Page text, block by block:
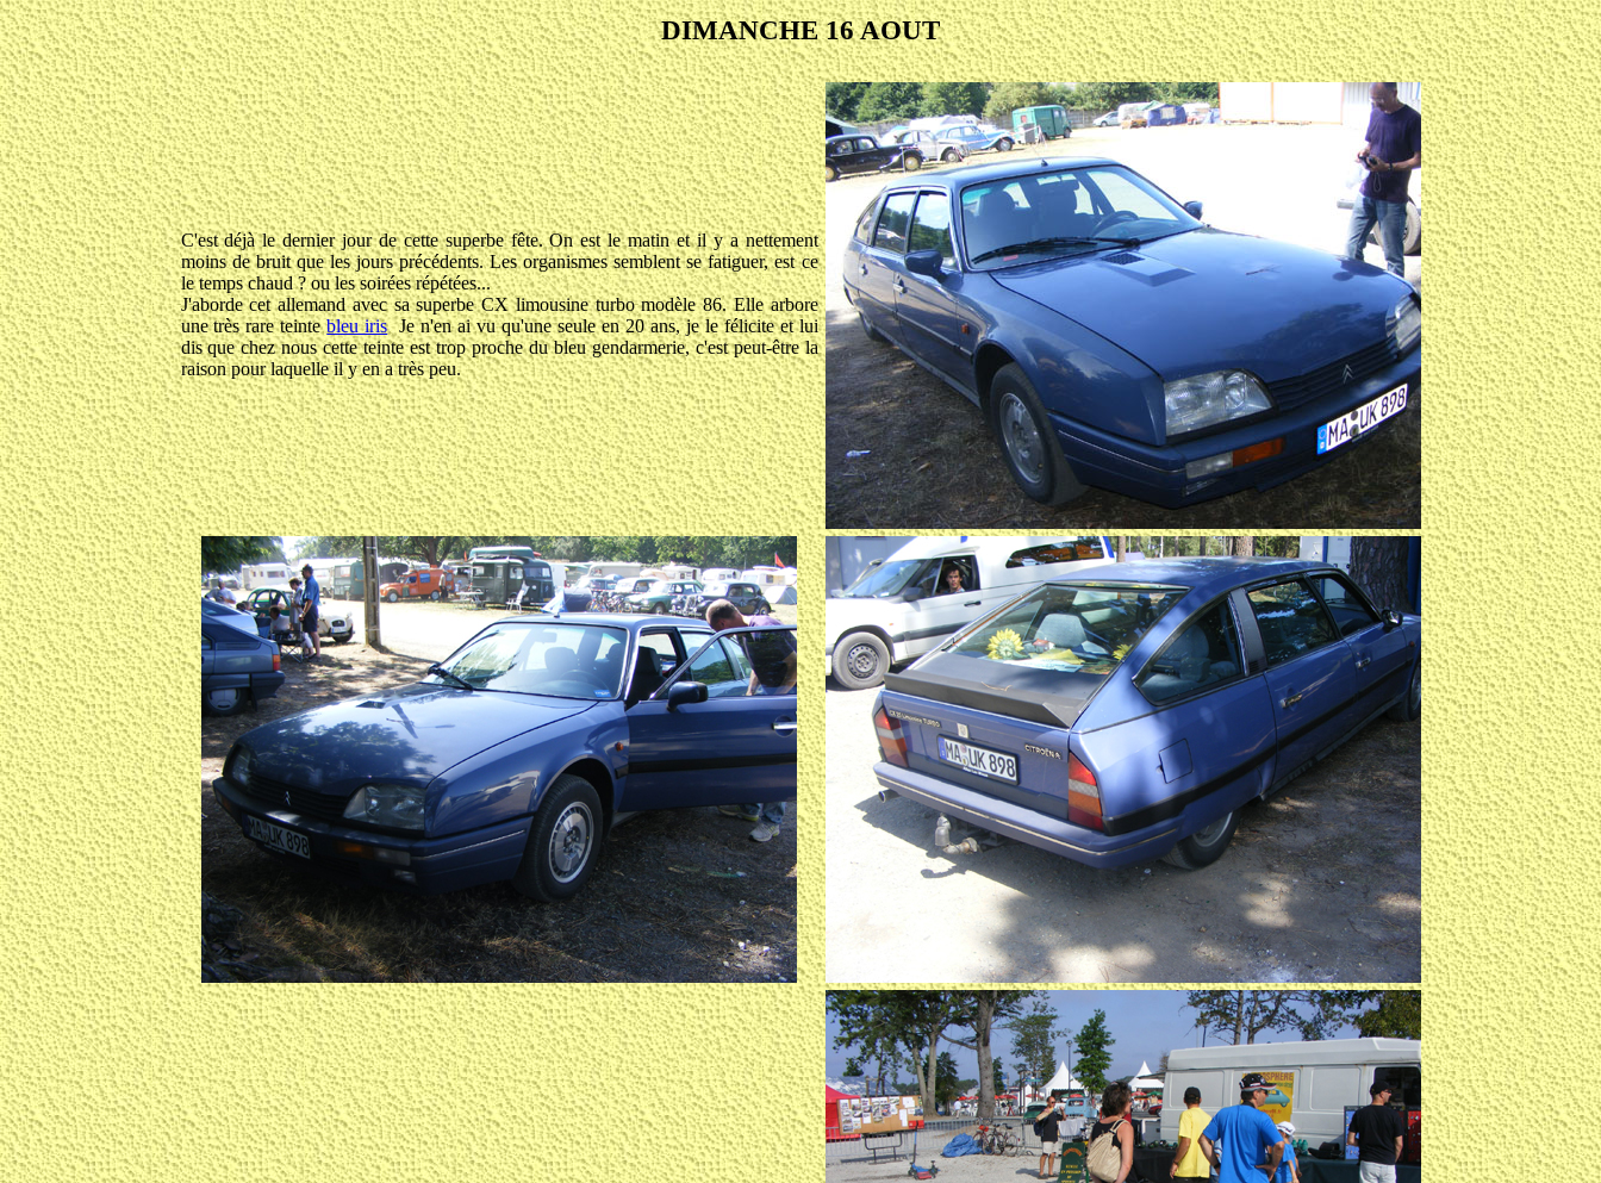
DIMANCHE 16 AOUT
.
C'est déjà le dernier jour de cette superbe fête. On est le matin et il y a nettement
moins de bruit que les jours précédents. Les organismes semblent se fatiguer, est ce
le temps chaud ? ou les soirées répétées...
J'aborde cet allemand avec sa superbe CX limousine turbo modèle 86. Elle arbore
une très rare teintebleu irisJe n'en ai vu qu'une seule en 20 ans, je le félicite et lui
dis que chez nous cette teinte est trop proche du bleu gendarmerie, c'est peut-être la
raison pour laquelle il y en a très peu.